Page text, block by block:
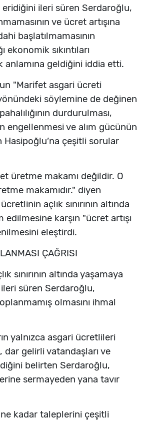
eridiğini ileri süren Serdaroğlu,
ve ücret artışına
başlatılmamasının
ekonomik sıkıntıları
anlamına geldiğini iddia etti.
"Marifet asgari ücreti
söylemine de değinen
durdurulması,
engellenmesi ve alım gücünün
Hasipoğlu’na çeşitli sorular
üretme makamı değildir. O
makamıdır." diyen
açlık sınırının altında
karşın "ücret artışı
eleştirdi.
ÇAĞRISI
sınırının altında yaşamaya
süren Serdaroğlu,
olmasını ihmal
yalnızca asgari ücretlileri
dar gelirli vatandaşları ve
belirten Serdaroğlu,
sermayeden yana tavır
kadar taleplerini çeşitli